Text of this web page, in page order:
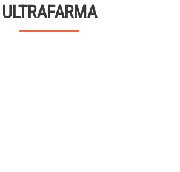
ULTRAFARMA